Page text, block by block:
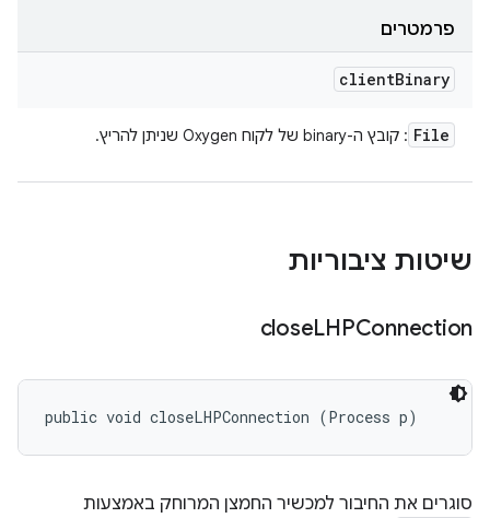
פרמטרים
clientBinary
File : קובץ ה-binary של לקוח Oxygen שניתן להריץ.
שיטות ציבוריות
closeLHPConnection
public void closeLHPConnection (Process p)
סוגרים את החיבור למכשיר החמצן המרוחק באמצעות